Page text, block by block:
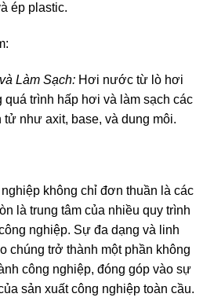
ép plastic.
Làm Sạch:Hơi nước từ lò hơi
trình hấp hơi và làm sạch các
tử như axit, base, và dung môi.
không chỉ đơn thuần là các
là trung tâm của nhiều quy trình
nghiệp. Sự đa dạng và linh
chúng trở thành một phần không
công nghiệp, đóng góp vào sự
sản xuất công nghiệp toàn cầu.